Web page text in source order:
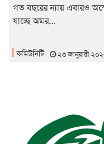
গত বছরের ন্যায় এবারও
যাচ্ছে অমর...
কমিউনিটি ২৩ জানুয়ারী